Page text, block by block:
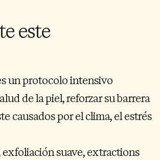
este
un protocolo intensivo
de la piel, reforzar su barrera
causados por el clima, el estrés
suave, extractions